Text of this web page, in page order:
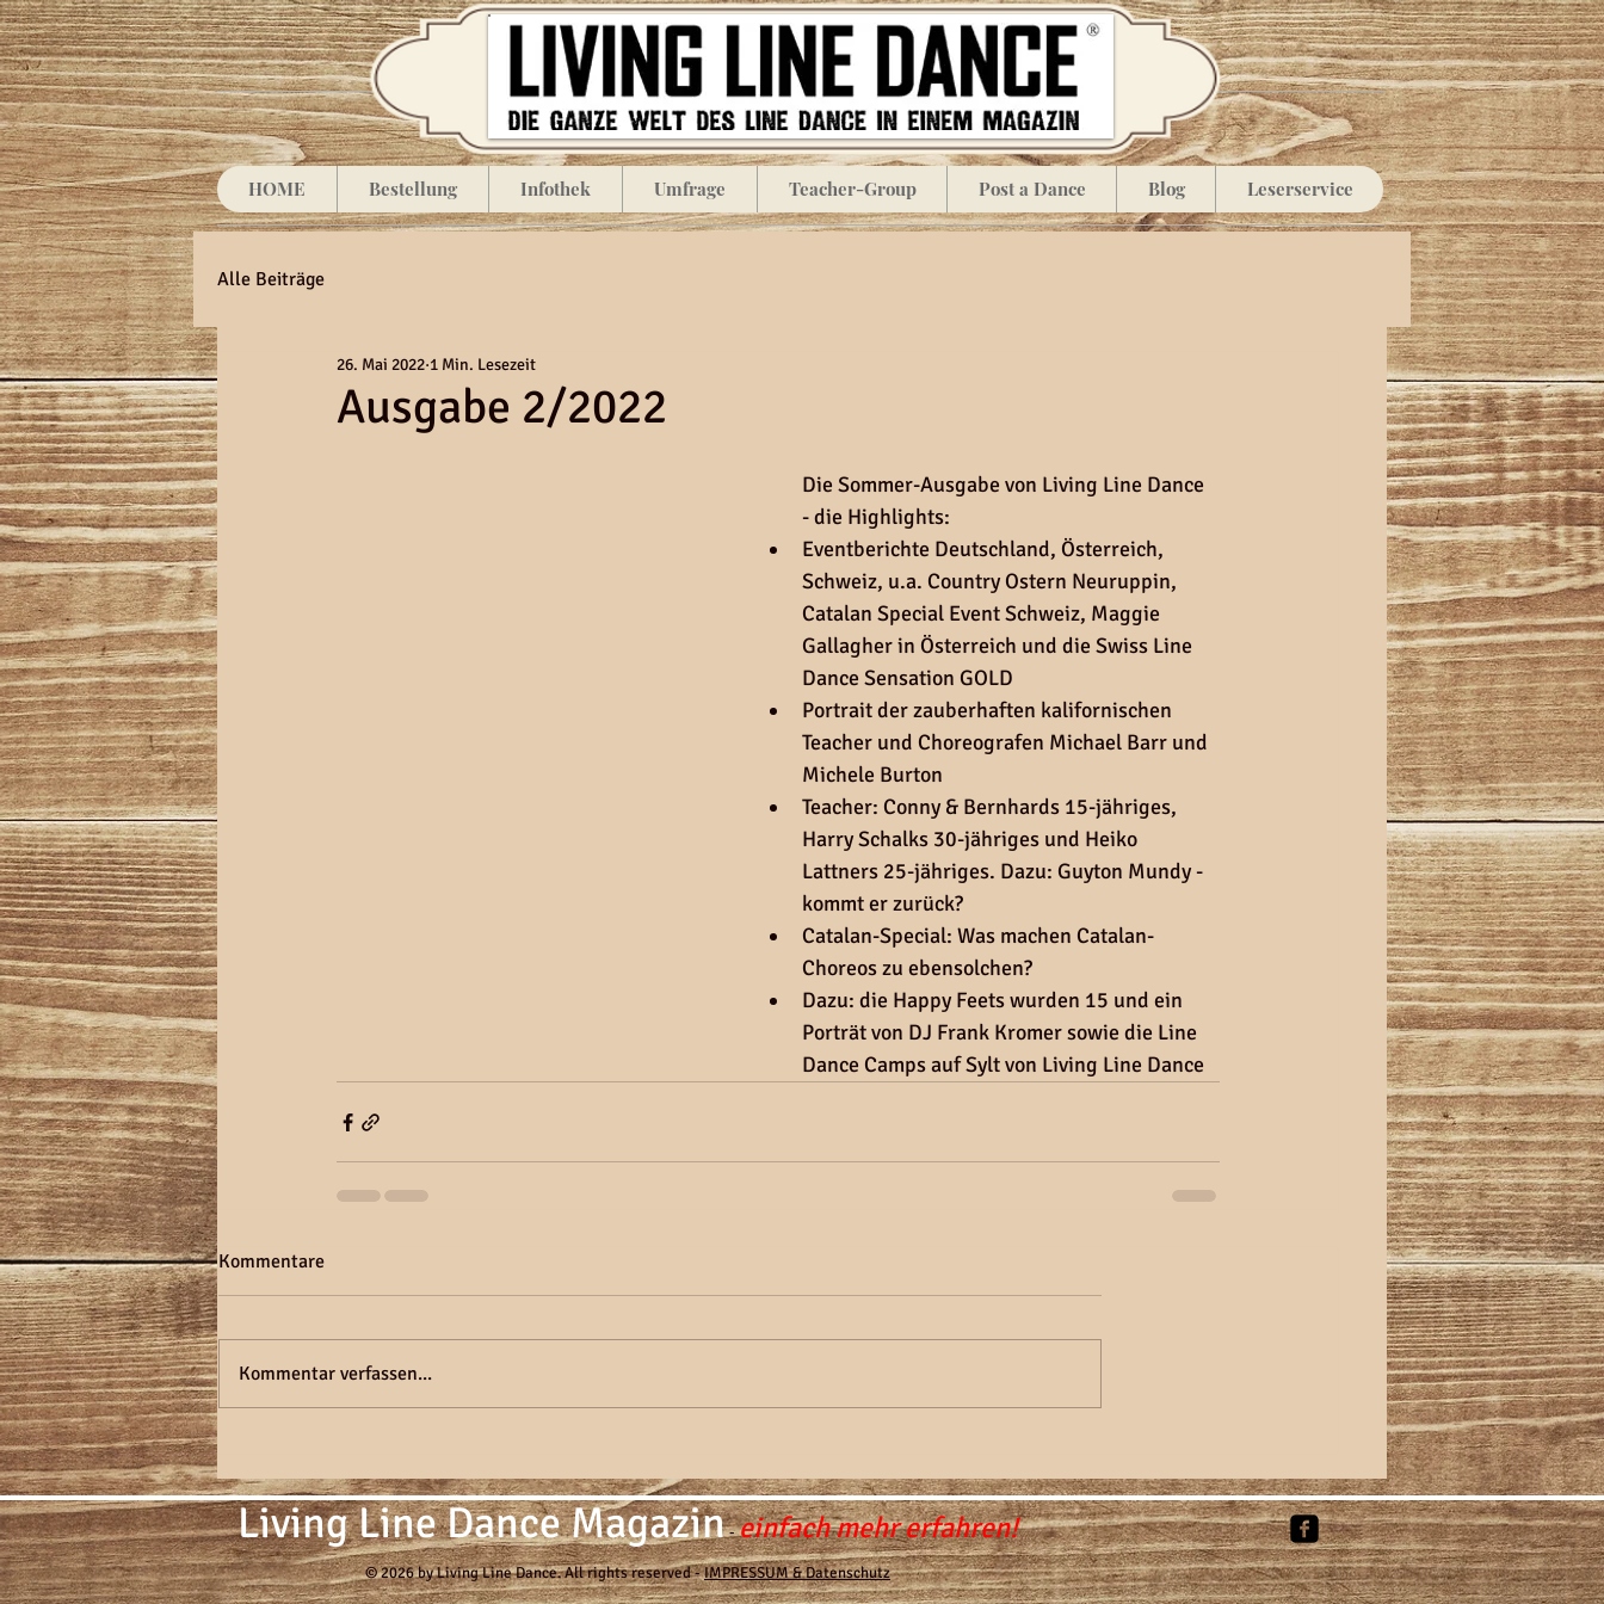
HOME Bestellung Infothek Umfrage Teacher-Group Post a Dance Blog Leserservice
Alle Beiträge
Ausgabe 2/2022
26. Mai 2022 1 Min. Lesezeit
Die Sommer-Ausgabe von Living Line Dance
- die Highlights:
Eventberichte Deutschland, Österreich,
Schweiz, u.a. Country Ostern Neuruppin,
Catalan Special Event Schweiz, Maggie
Gallagher in Österreich und die Swiss Line
Dance Sensation GOLD
Portrait der zauberhaften kalifornischen
Teacher und Choreografen Michael Barr und
Michele Burton
Teacher: Conny & Bernhards 15-jähriges,
Harry Schalks 30-jähriges und Heiko
Lattners 25-jähriges. Dazu: Guyton Mundy -
kommt er zurück?
Catalan-Special: Was machen Catalan-
Choreos zu ebensolchen?
Dazu: die Happy Feets wurden 15 und ein
Porträt von DJ Frank Kromer sowie die Line
Dance Camps auf Sylt von Living Line Dance
Kommentare
Kommentar verfassen...
Living Line Dance Magazin-einfach mehr erfahren!
© 2026 by Living Line Dance. All rights reserved -IMPRESSUM & Datenschutz